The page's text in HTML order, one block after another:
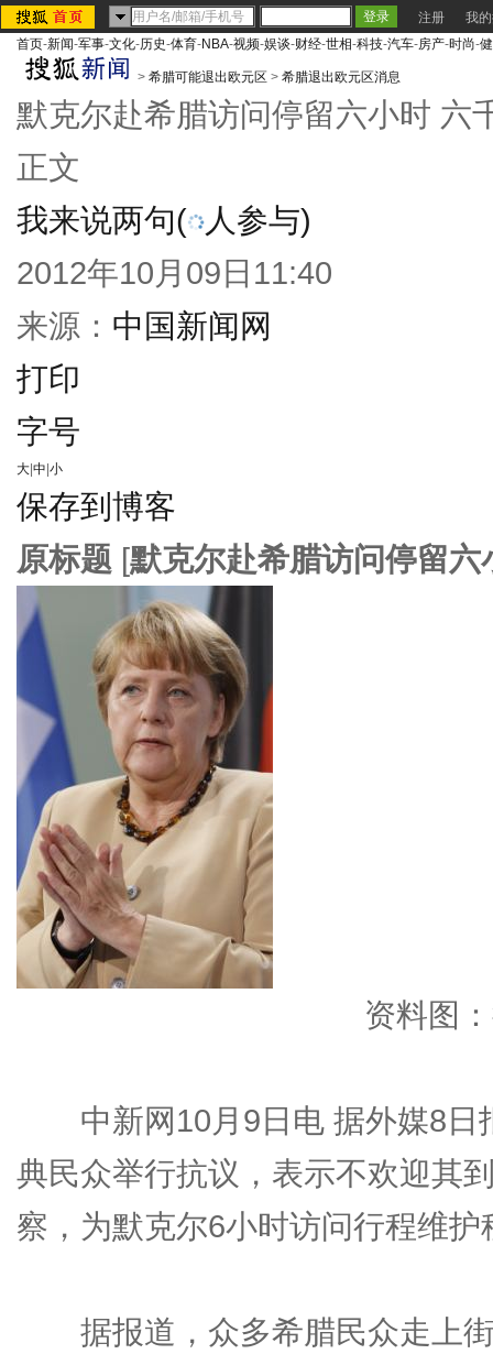
注册
我
首页-新闻-军事-文化-历史-体育-NBA-视频-娱谈-财经-世相-科技-汽车-房产-时尚-
> 希腊可能退出欧元区 > 希腊退出欧元区消息
默克尔赴希腊访问停留六小时 六
正文
我来说两句(
人参与)
2012年10月09日11:40
来源： 中国新闻网
打印
字号
大 中 小
保存到博客
原标题 [默克尔赴希腊访问停留
资料图
中新网10月9日电 据外媒8日
典民众举行抗议，表示不欢迎其
察，为默克尔6小时访问行程维护
据报道，众多希腊民众走上街